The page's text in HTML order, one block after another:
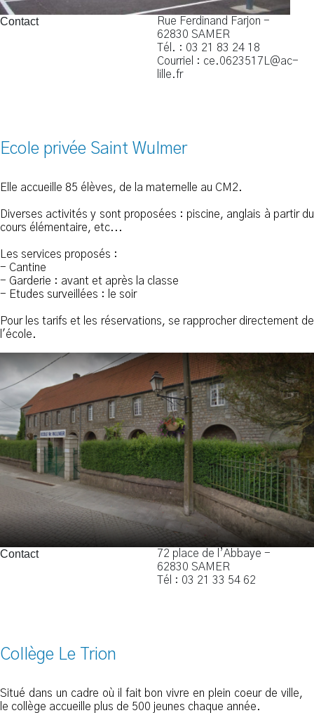
Contact
Rue Ferdinand Farjon -
62830 SAMER
Tél. : 03 21 83 24 18
Courriel : ce.0623517L@ac-
lille.fr
Ecole privée Saint Wulmer
Elle accueille 85 élèves, de la maternelle au CM2.
Diverses activités y sont proposées : piscine, anglais à partir du
cours élémentaire, etc...
Les services proposés :
- Cantine
- Garderie : avant et après la classe
- Etudes surveillées : le soir
Pour les tarifs et les réservations, se rapprocher directement de
l'école.
Contact
72 place de l’Abbaye -
62830 SAMER
Tél : 03 21 33 54 62
Collège Le Trion
Situé dans un cadre où il fait bon vivre en plein coeur de ville,
le collège accueille plus de 500 jeunes chaque année.